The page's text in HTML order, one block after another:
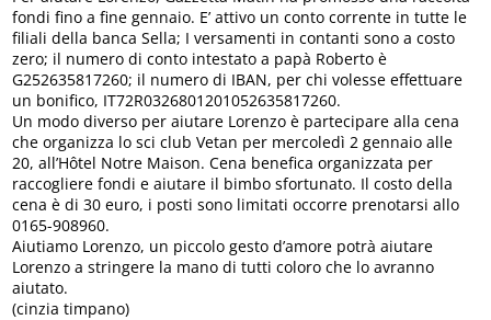
fondi fino a fine gennaio. E’ attivo un conto corrente in tutte le
filiali della banca Sella; I versamenti in contanti sono a costo
zero; il numero di conto intestato a papà Roberto è
G252635817260; il numero di IBAN, per chi volesse effettuare
un bonifico, IT72R0326801201052635817260.
Un modo diverso per aiutare Lorenzo è partecipare alla cena
che organizza lo sci club Vetan per mercoledì 2 gennaio alle
20, all’Hôtel Notre Maison. Cena benefica organizzata per
raccogliere fondi e aiutare il bimbo sfortunato. Il costo della
cena è di 30 euro, i posti sono limitati occorre prenotarsi allo
0165-908960.
Aiutiamo Lorenzo, un piccolo gesto d’amore potrà aiutare
Lorenzo a stringere la mano di tutti coloro che lo avranno
aiutato.
(cinzia timpano)